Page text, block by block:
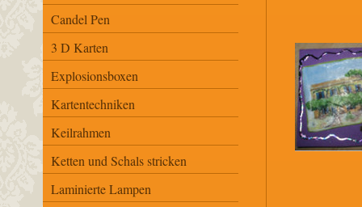
Candel Pen
3 D Karten
Explosionsboxen
Kartentechniken
Keilrahmen
Ketten und Schals stricken
Laminierte Lampen